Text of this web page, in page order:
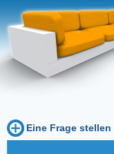
Eine Frage stellen